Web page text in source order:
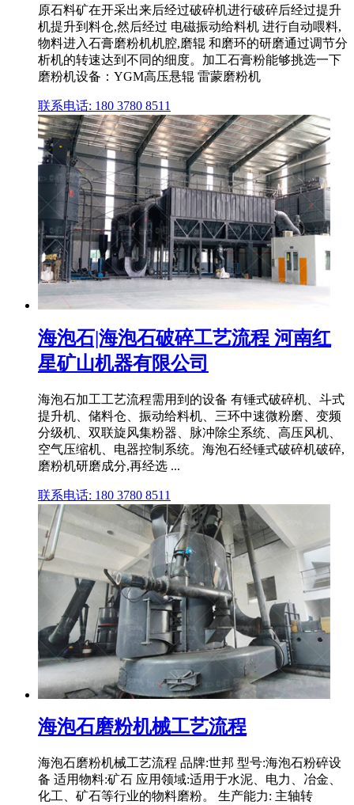
原石料矿在开采出来后经过破碎机进行破碎后经过提升
机提升到料仓,然后经过 电磁振动给料机 进行自动喂料,
物料进入石膏磨粉机机腔,磨辊 和磨环的研磨通过调节分
析机的转速达到不同的细度。加工石膏粉能够挑选一下
磨粉机设备：YGM高压悬辊 雷蒙磨粉机
联系电话: 180 3780 8511
海泡石|海泡石破碎工艺流程 河南红
星矿山机器有限公司
海泡石加工工艺流程需用到的设备 有锤式破碎机、斗式
提升机、储料仓、振动给料机、三环中速微粉磨、变频
分级机、双联旋风集粉器、脉冲除尘系统、高压风机、
空气压缩机、电器控制系统。海泡石经锤式破碎机破碎,
磨粉机研磨成分,再经选 ...
联系电话: 180 3780 8511
海泡石磨粉机械工艺流程
海泡石磨粉机械工艺流程 品牌:世邦 型号:海泡石粉碎设
备 适用物料:矿石 应用领域:适用于水泥、电力、冶金、
化工、矿石等行业的物料磨粉。 生产能力: 主轴转